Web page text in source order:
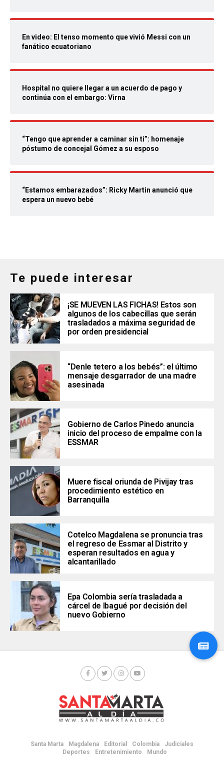
En video: El tenso momento que vivió Messi con un
fanático ecuatoriano
Hospital no quiere llegar a un acuerdo de pago y
continúa con el embargo: Virna
“Tengo que aprender a caminar sin ti”: homenaje
póstumo de concejal Gómez a su esposo
“Estamos embarazados”: Ricky Martin anunció que
espera un nuevo bebé
Te puede interesar
¡SE MUEVEN LAS FICHAS! Estos son
algunos de los cabecillas que serán
trasladados a máxima seguridad de
por orden presidencial
“Denle tetero a los bebés”: el último
mensaje desgarrador de una madre
asesinada
Gobierno de Carlos Pinedo anuncia
inicio del proceso de empalme con la
ESSMAR
Muere fiscal oriunda de Pivijay tras
procedimiento estético en
Barranquilla
Cotelco Magdalena se pronuncia tras
el regreso de Essmar al Distrito y
esperan resultados en agua y
alcantarillado
Epa Colombia sería trasladada a
cárcel de Ibagué por decisión del
nuevo Gobierno
Santa Marta Magdalena Editorial Colombia
Judiciales
Deportes
Entretenimiento Mundo